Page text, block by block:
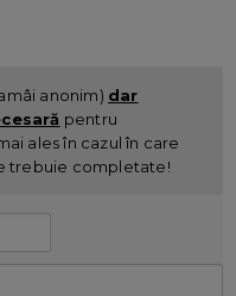
anonim) dar
pentru
ales în cazul în care
trebuie completate!